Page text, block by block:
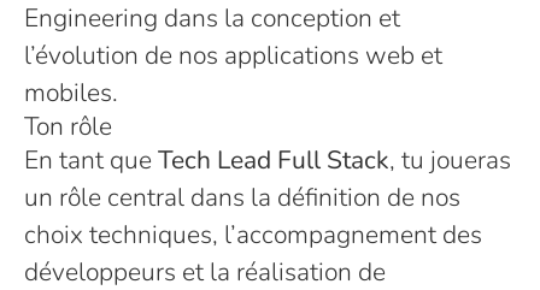
Engineering dans la conception et
l’évolution de nos applications web et
mobiles.
Ton rôle
En tant que Tech Lead Full Stack, tu joueras
un rôle central dans la définition de nos
choix techniques, l’accompagnement des
développeurs et la réalisation de